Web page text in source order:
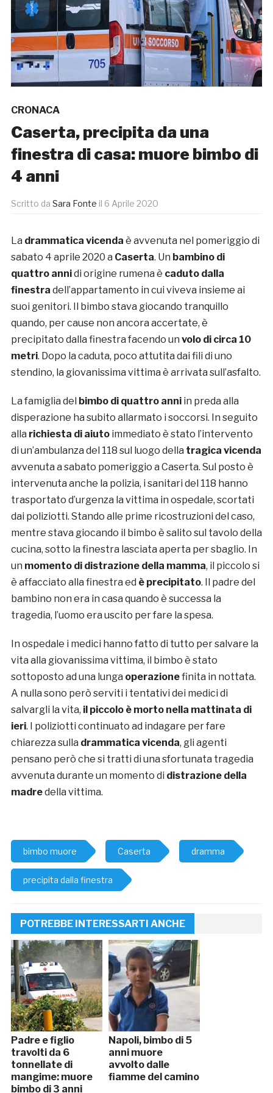
CRONACA
Caserta, precipita da una
finestra di casa: muore bimbo di
4 anni
Scritto da Sara Fonte il 6 Aprile 2020
La drammatica vicenda è avvenuta nel pomeriggio di
sabato 4 aprile 2020 a Caserta. Un bambino di
quattro annidi origine rumena è caduto dalla
finestra dell’appartamento in cui viveva insieme ai
suoi genitori. Il bimbo stava giocando tranquillo
quando, per cause non ancora accertate, è
precipitato dalla finestra facendo un volo di circa 10
metri. Dopo la caduta, poco attutita dai fili di uno
stendino, la giovanissima vittima è arrivata sull’asfalto.
La famiglia del bimbo di quattro anniin preda alla
disperazione ha subito allarmato i soccorsi. In seguito
alla richiesta di aiutoimmediato è stato l’intervento
di un’ambulanza del 118 sul luogo della tragica vicenda
avvenuta a sabato pomeriggio a Caserta. Sul posto è
intervenuta anche la polizia, i sanitari del 118 hanno
trasportato d’urgenza la vittima in ospedale, scortati
dai poliziotti. Stando alle prime ricostruzioni del caso,
mentre stava giocando il bimbo è salito sul tavolo della
cucina, sotto la finestra lasciata aperta per sbaglio. In
un momento di distrazione della mamma, il piccolo si
è affacciato alla finestra ed è precipitato. Il padre del
bambino non era in casa quando è successa la
tragedia, l’uomo era uscito per fare la spesa.
In ospedale i medici hanno fatto di tutto per salvare la
vita alla giovanissima vittima, il bimbo è stato
sottoposto ad una lunga operazionefinita in nottata.
A nulla sono però serviti i tentativi dei medici di
salvargli la vita, il piccolo è morto nella mattinata di
ieri. I poliziotti continuato ad indagare per fare
chiarezza sulla drammatica vicenda, gli agenti
pensano però che si tratti di una sfortunata tragedia
avvenuta durante un momento di distrazione della
madredella vittima.
bimbo muore Caserta dramma
precipita dalla finestra
POTREBBE INTERESSARTI ANCHE
Padre e figlio
travolti da 6
tonnellate di
mangime: muore
bimbo di 3 anni
Napoli, bimbo di 5
anni muore
avvolto dalle
fiamme del camino